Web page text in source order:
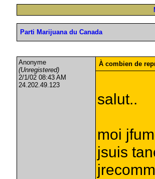
Parti Marijuana du Canada
Anonyme
(Unregistered)
2/1/02 08:43 AM
24.202.49.123
À combien de
salut..
moi
jsuis